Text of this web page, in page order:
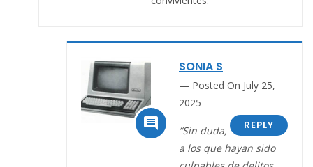

SONIA S
Posted On July 25,
2025
REPLY
“Sin duda,
a los que hayan sido